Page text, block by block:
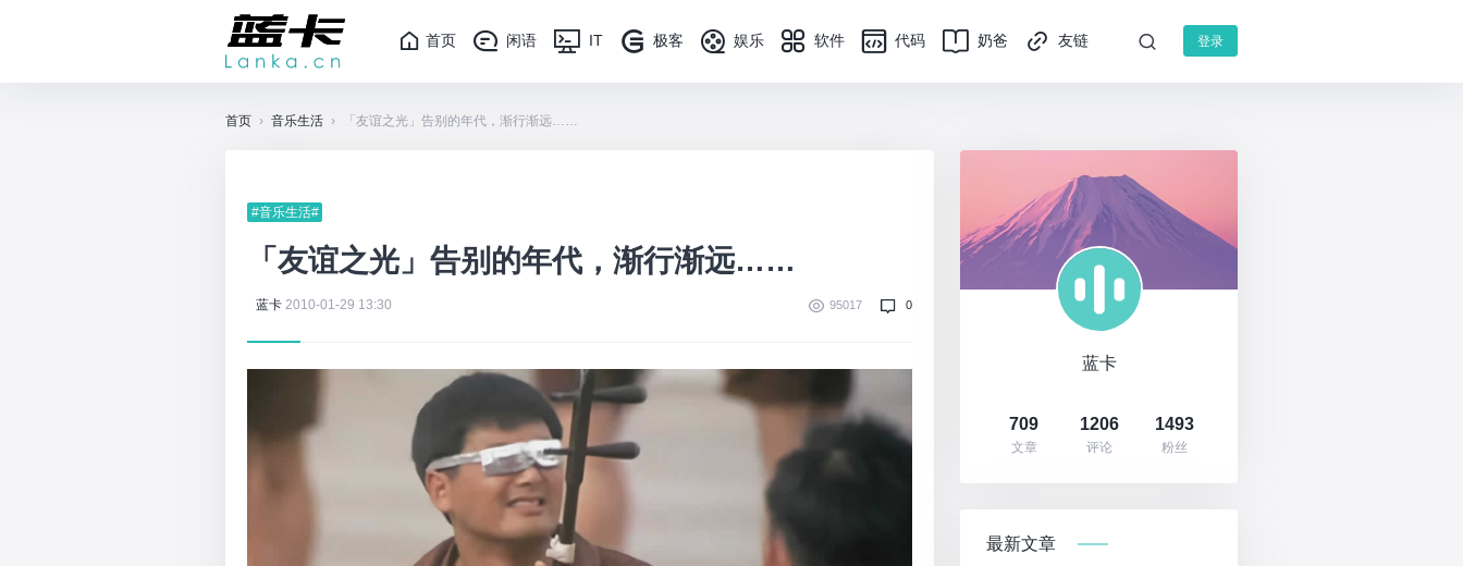
首页 闲语 IT 极客 娱乐 软件 代码 奶爸 友链 登录
首页 › 音乐生活 › 「友谊之光」告别的年代，渐行渐远……
#音乐生活#
「友谊之光」告别的年代，渐行渐远……
蓝卡 2010-01-29 13:30 95017 0
蓝卡
709
文章
1206
评论
1493
粉丝
最新文章